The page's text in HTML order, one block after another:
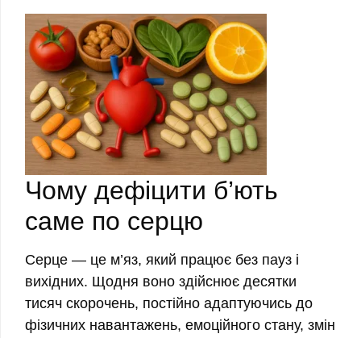
Чому дефіцити б’ють
саме по серцю
Серце — це м’яз, який працює без пауз і
вихідних. Щодня воно здійснює десятки
тисяч скорочень, постійно адаптуючись до
фізичних навантажень, емоційного стану, змін